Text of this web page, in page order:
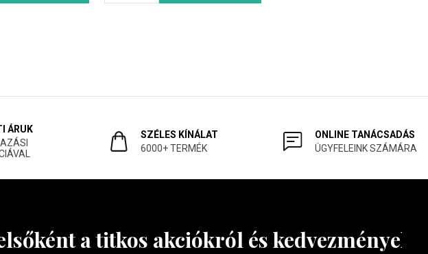
ÁRUK
SZÉLES KÍNÁLAT
6000+ TERMÉK
ONLINE TANÁCSADÁS
ÜGYFELEINK SZÁMÁRA
a titkos akciókról és kedvezményekről